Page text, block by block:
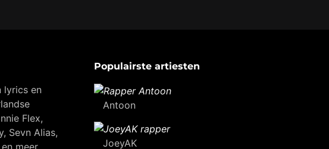
lyrics en
Flex,
Sevn Alias,
meer…
Populairste artiesten
Antoon
JoeyAK